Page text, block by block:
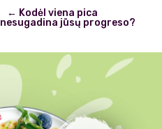
Post
navigation
← Kodėl viena pica
nesugadina jūsų progreso?